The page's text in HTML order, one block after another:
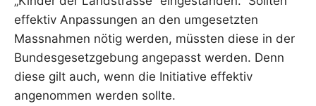
effektiv Anpassungen an den umgesetzten
Massnahmen nötig werden, müssten diese in der
Bundesgesetzgebung angepasst werden. Denn
diese gilt auch, wenn die Initiative effektiv
angenommen werden sollte.